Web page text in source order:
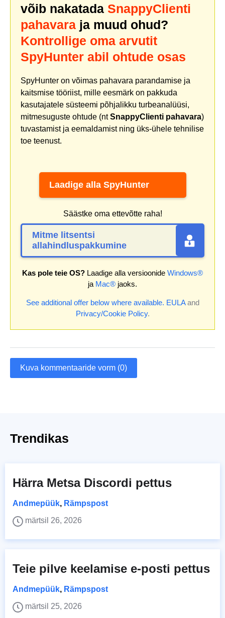
võib nakatada SnappyClienti
pahavara ja muud ohud?
Kontrollige oma arvutit
SpyHunter abil ohtude osas
SpyHunter on võimas pahavara parandamise ja
kaitsmise tööriist, mille eesmärk on pakkuda
kasutajatele süsteemi põhjalikku turbeanalüüsi,
mitmesuguste ohtude (ntSnappyClienti pahavara)
tuvastamist ja eemaldamist ning üks-ühele tehnilise
toe teenust.
Laadige alla SpyHunter
Säästke oma ettevõtte raha!
Mitme litsentsi
allahindluspakkumine
Kas pole teie OS? Laadige alla versioonide Windows®
ja Mac® jaoks.
See additional offer below where available. EULAand
Privacy/Cookie Policy.
Kuva kommentaaride vorm (0)
Trendikas
Härra Metsa Discordi pettus
Andmepüük, Rämpspost
märtsil 26, 2026
Teie pilve keelamise e-posti pettus
Andmepüük, Rämpspost
märtsil 25, 2026